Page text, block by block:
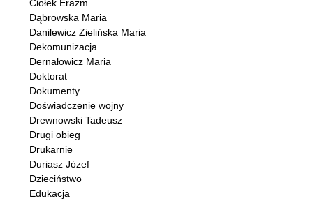
Ciołek Erazm
Dąbrowska Maria
Danilewicz Zielińska Maria
Dekomunizacja
Dernałowicz Maria
Doktorat
Dokumenty
Doświadczenie wojny
Drewnowski Tadeusz
Drugi obieg
Drukarnie
Duriasz Józef
Dzieciństwo
Edukacja